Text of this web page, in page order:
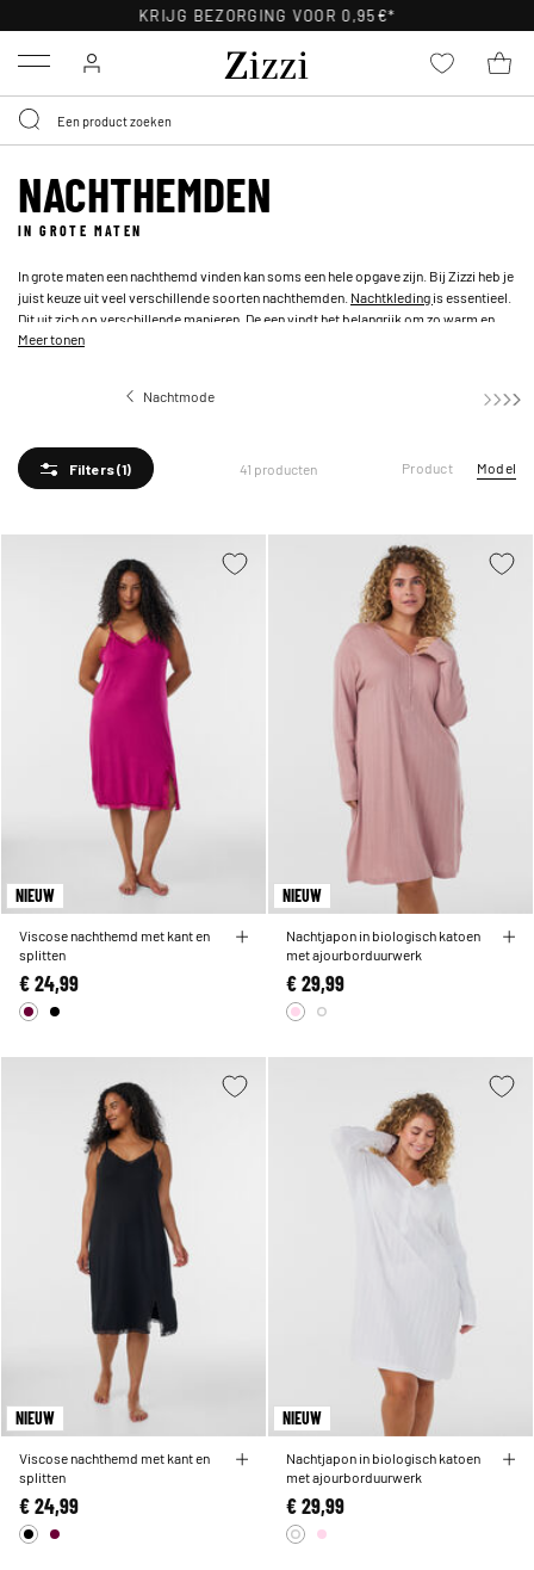
30 DAGEN GRATIS RETOURNEREN VOOR LEDEN
Menu
NACHTHEMDEN
IN GROTE MATEN
In grote maten een nachthemd vinden kan soms een hele opgave zijn. Bij Zizzi heb je
juist keuze uit veel verschillende soorten nachthemden. Nachtkledingis essentieel.
Dit uit zich op verschillende manieren. De een vindt het belangrijk om zo warm en
knus mogelijk gekleed te zijn en de ander draagt liever maar een laagje tijdens het
Meer tonen
Nachtmode
Filters(1) 41 producten Product Model
NIEUW
Viscose nachthemd met kant en
splitten
€ 24,99
NIEUW
Nachtjapon in biologisch katoen
met ajourborduurwerk
€ 29,99
NIEUW
Viscose nachthemd met kant en
splitten
€ 24,99
NIEUW
Nachtjapon in biologisch katoen
met ajourborduurwerk
€ 29,99